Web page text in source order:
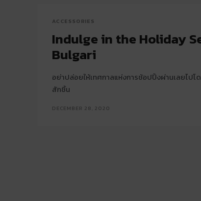
ACCESSORIES
Indulge in the Holiday
Bulgari
อย่าปล่อยให้เทศกาลแห่งการช้อปปิ้งผ่านเลยไป
สักชิ้น
DECEMBER 28, 2020